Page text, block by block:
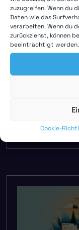
zuzugreifen. Wenn du
Daten wie das
verarbeiten. Wenn du
zurückziehst, können
beeinträchtigt werden.
Cookie-
Google